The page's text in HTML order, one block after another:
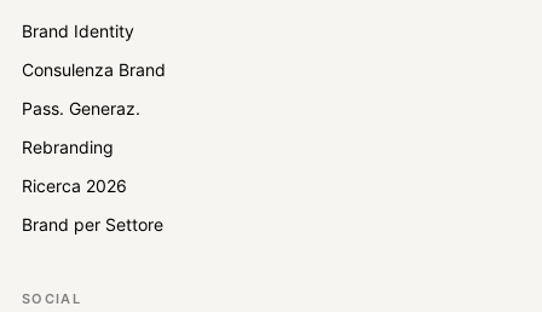
Brand Identity
Consulenza Brand
Pass. Generaz.
Rebranding
Ricerca 2026
Brand per Settore
SOCIAL